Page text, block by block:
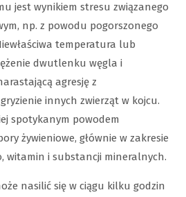
jest wynikiem stresu związanego
np. z powodu pogorszonego
temperatura lub
dwutlenku węgla i
agresję z
innych zwierząt w kojcu.
spotykanym powodem
żywieniowe, głównie w zakresie
witamin i substancji mineralnych.
nasilić się w ciągu kilku godzin